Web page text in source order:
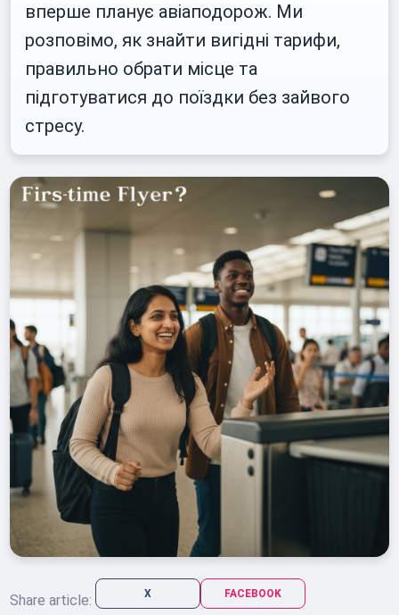
вперше планує авіаподорож. Ми
розповімо, як знайти вигідні тарифи,
правильно обрати місце та
підготуватися до поїздки без зайвого
стресу.
Share article: X FACEBOOK